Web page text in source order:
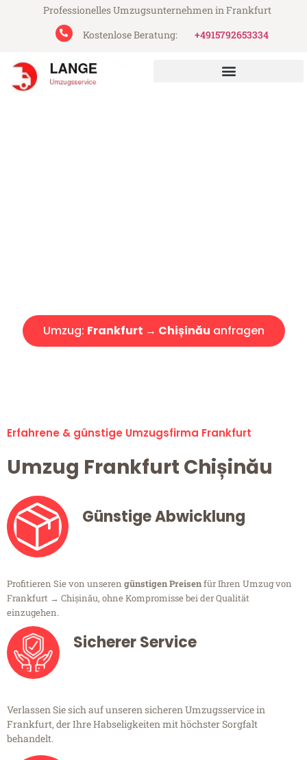
Professionelles Umzugsunternehmen in Frankfurt
Kostenlose Beratung:
+4915792653334
Umzug: Frankfurt → Chișinău anfragen
Erfahrene & günstige Umzugsfirma Frankfurt
Umzug Frankfurt Chișinău
Günstige Abwicklung
Profitieren Sie von unseren günstigen Preisenfür Ihren Umzug von
Frankfurt → Chișinău, ohne Kompromisse bei der Qualität
einzugehen.
Sicherer Service
Verlassen Sie sich auf unseren sicheren Umzugsservice in
Frankfurt, der Ihre Habseligkeiten mit höchster Sorgfalt
behandelt.